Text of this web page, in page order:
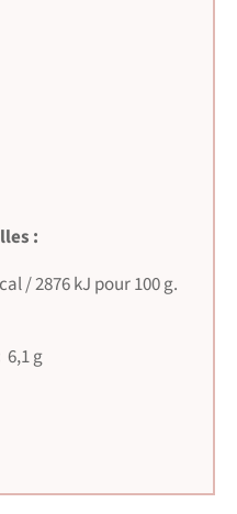
:
/ 2876 kJ pour 100 g.
6,1 g